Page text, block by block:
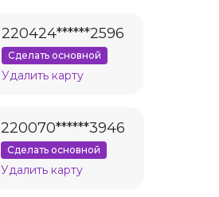
220424******2596
Сделать основной
Удалить карту
220070******3946
Сделать основной
Удалить карту